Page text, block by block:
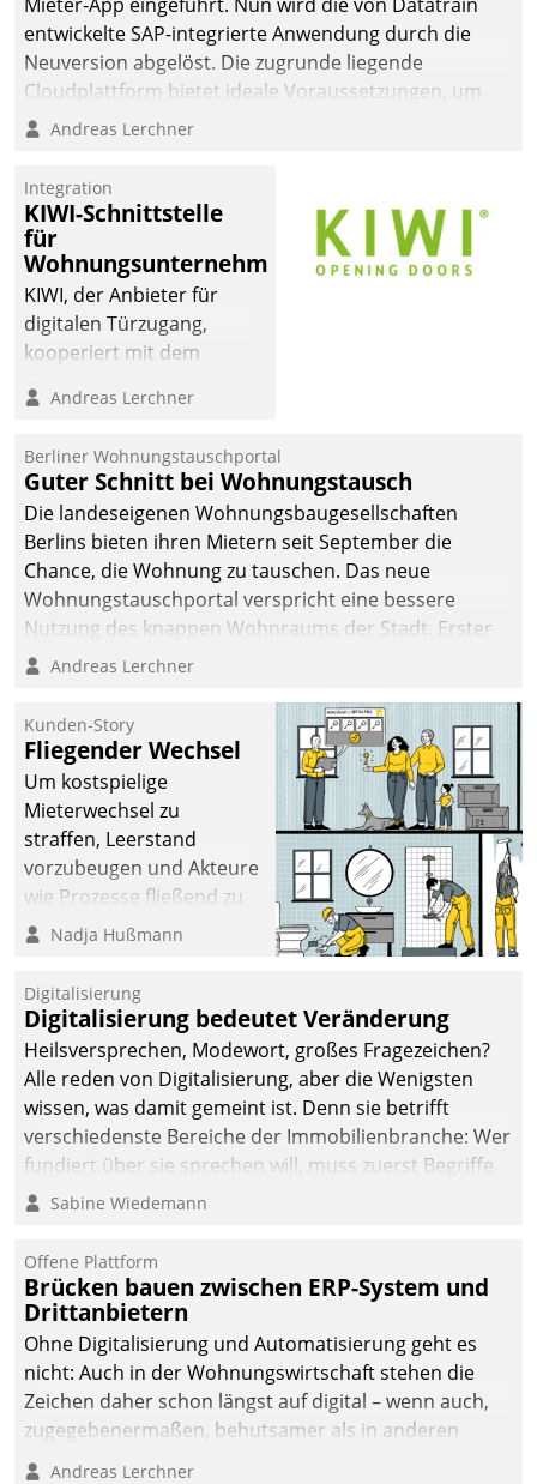
automatisiert, vollständig
und auf Wunsch über
mehrere zuvor
Kommunikationswege bei
entwickelte SAP-integrierte Anwendung durch die
Neuversion abgelöst. Die zugrunde liegende
Cloudplattform bietet ideale Voraussetzungen, um
die Funktionalität der App zu erweitern und weitere
integrieren.
Andreas Lerchner
Integration
KIWI-Schnittstelle
für
Wohnungsunternehmen
KIWI, der Anbieter für
digitalen Türzugang,
kooperiert mit dem
Softwareentwicklungshaus
Andreas Lerchner
Berliner Wohnungstauschportal
Guter Schnitt bei Wohnungstausch
Die landeseigenen Wohnungsbaugesellschaften
Berlins bieten ihren Mietern seit September die
Chance, die Wohnung zu tauschen. Das neue
Wohnungstauschportal verspricht eine bessere
Nutzung des knappen Wohnraums der Stadt. Erster
Anwendungsfall für Datatrains Lösung API-Hub mit
Unternehmen.
Andreas Lerchner
Kunden-Story
Fliegender Wechsel
Um kostspielige
Mieterwechsel zu
straffen, Leerstand
vorzubeugen und Akteure
wie Prozesse fließend zu
vernetzen, nutzt die
Jahresbeginn eine
Überblick, Einsicht und
Eingriff bietende Lösung.
Zur Entwicklung setzte
man auf
Cloudtechnologie,
bewährte und Startup-
agile Projektmethoden.
Nadja Hußmann
Digitalisierung
Digitalisierung bedeutet Veränderung
Heilsversprechen, Modewort, großes Fragezeichen?
Alle reden von Digitalisierung, aber die Wenigsten
wissen, was damit gemeint ist. Denn sie betrifft
verschiedenste Bereiche der Immobilienbranche: Wer
fundiert über sie sprechen will, muss zuerst Begriffe
klären. Ein Aspekt ist die betriebliche Optimierung:
Einsparungen durch optimierte und automatisierte
Prozesse. Doch man darf nicht zu viel erwarten: Allein
mit der Einführung einer neuen Software ist es nicht
getan. Die Digitalisierung erfordert von Unternehmen
die Bereitschaft, sich zu überprüfen, zu hinterfragen
und zu verändern.
Sabine Wiedemann
Offene Plattform
Brücken bauen zwischen ERP-System und
Drittanbietern
Ohne Digitalisierung und Automatisierung geht es
nicht: Auch in der Wohnungswirtschaft stehen die
Zeichen daher schon längst auf digital – wenn auch,
zugegebenermaßen, behutsamer als in anderen
Branchen.
Andreas Lerchner